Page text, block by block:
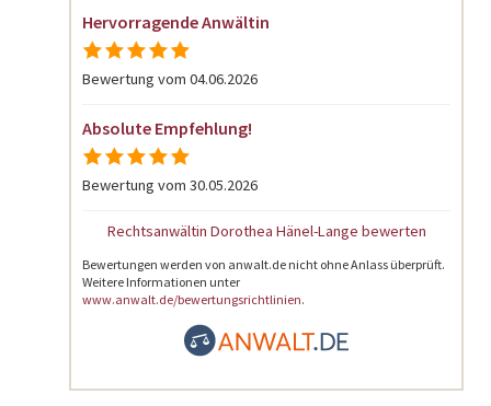
Hervorragende Anwältin
Bewertung vom 04.06.2026
Absolute Empfehlung!
Bewertung vom 30.05.2026
Rechtsanwältin Dorothea Hänel-Lange bewerten
Bewertungen werden von anwalt.de nicht ohne Anlass überprüft.
Weitere Informationen unter
www.anwalt.de/bewertungsrichtlinien.